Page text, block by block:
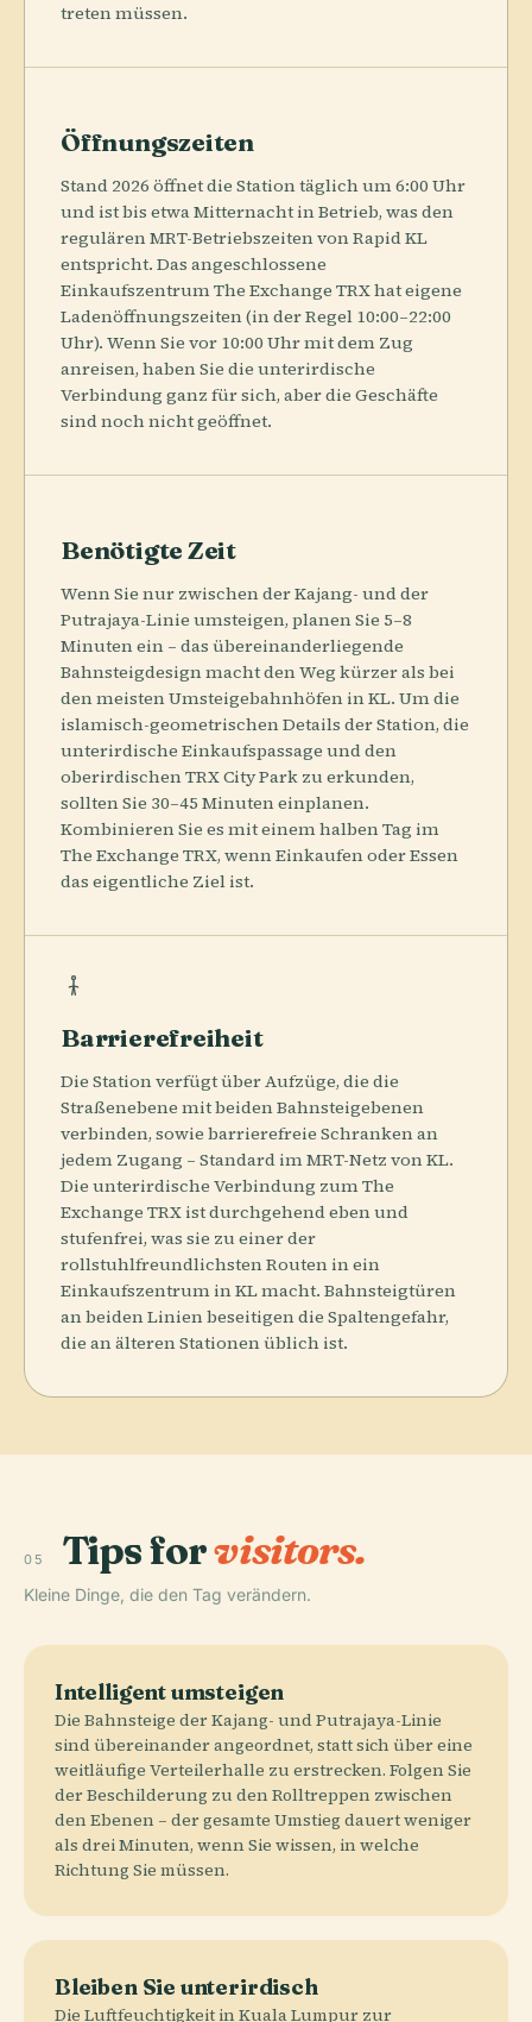
treten müssen.
Öffnungszeiten
Stand 2026 öffnet die Station täglich um 6:00 Uhr
und ist bis etwa Mitternacht in Betrieb, was den
regulären MRT-Betriebszeiten von Rapid KL
entspricht. Das angeschlossene
Einkaufszentrum The Exchange TRX hat eigene
Ladenöffnungszeiten (in der Regel 10:00–22:00
Uhr). Wenn Sie vor 10:00 Uhr mit dem Zug
anreisen, haben Sie die unterirdische
Verbindung ganz für sich, aber die Geschäfte
sind noch nicht geöffnet.
Benötigte Zeit
Wenn Sie nur zwischen der Kajang- und der
Putrajaya-Linie umsteigen, planen Sie 5–8
Minuten ein – das übereinanderliegende
Bahnsteigdesign macht den Weg kürzer als bei
den meisten Umsteigebahnhöfen in KL. Um die
islamisch-geometrischen Details der Station, die
unterirdische Einkaufspassage und den
oberirdischen TRX City Park zu erkunden,
sollten Sie 30–45 Minuten einplanen.
Kombinieren Sie es mit einem halben Tag im
The Exchange TRX, wenn Einkaufen oder Essen
das eigentliche Ziel ist.
Barrierefreiheit
Die Station verfügt über Aufzüge, die die
Straßenebene mit beiden Bahnsteigebenen
verbinden, sowie barrierefreie Schranken an
jedem Zugang – Standard im MRT-Netz von KL.
Die unterirdische Verbindung zum The
Exchange TRX ist durchgehend eben und
stufenfrei, was sie zu einer der
rollstuhlfreundlichsten Routen in ein
Einkaufszentrum in KL macht. Bahnsteigtüren
an beiden Linien beseitigen die Spaltengefahr,
die an älteren Stationen üblich ist.
05 Tips forvisitors.
Kleine Dinge, die den Tag verändern.
Intelligent umsteigen
Die Bahnsteige der Kajang- und Putrajaya-Linie
sind übereinander angeordnet, statt sich über eine
weitläufige Verteilerhalle zu erstrecken. Folgen Sie
der Beschilderung zu den Rolltreppen zwischen
den Ebenen – der gesamte Umstieg dauert weniger
als drei Minuten, wenn Sie wissen, in welche
Richtung Sie müssen.
Bleiben Sie unterirdisch
Die Luftfeuchtigkeit in Kuala Lumpur zur